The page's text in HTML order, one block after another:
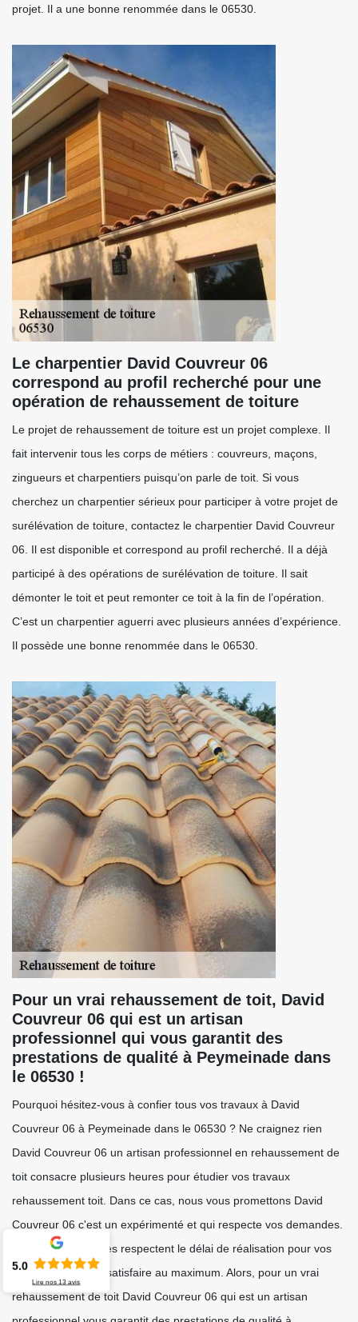
projet. Il a une bonne renommée dans le 06530.
Le charpentier David Couvreur 06
correspond au profil recherché pour une
opération de rehaussement de toiture
Le projet de rehaussement de toiture est un projet complexe. Il
fait intervenir tous les corps de métiers : couvreurs, maçons,
zingueurs et charpentiers puisqu’on parle de toit. Si vous
cherchez un charpentier sérieux pour participer à votre projet de
surélévation de toiture, contactez le charpentier David Couvreur
06. Il est disponible et correspond au profil recherché. Il a déjà
participé à des opérations de surélévation de toiture. Il sait
démonter le toit et peut remonter ce toit à la fin de l’opération.
C’est un charpentier aguerri avec plusieurs années d’expérience.
Il possède une bonne renommée dans le 06530.
Pour un vrai rehaussement de toit, David
Couvreur 06 qui est un artisan
professionnel qui vous garantit des
prestations de qualité à Peymeinade dans
le 06530 !
Pourquoi hésitez-vous à confier tous vos travaux à David
Couvreur 06 à Peymeinade dans le 06530 ? Ne craignez rien
David Couvreur 06 un artisan professionnel en rehaussement de
toit consacre plusieurs heures pour étudier vos travaux
rehaussement toit. Dans ce cas, nous vous promettons David
Couvreur 06 c'est un expérimenté et qui respecte vos demandes.
De plus, ses équipes respectent le délai de réalisation pour vos
travaux pour vous satisfaire au maximum. Alors, pour un vrai
rehaussement de toit David Couvreur 06 qui est un artisan
5.0
Lire nos13 avis